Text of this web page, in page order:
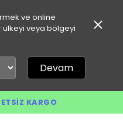
ve online
ülkeyi veya bölgeyi
Devam
KARGO